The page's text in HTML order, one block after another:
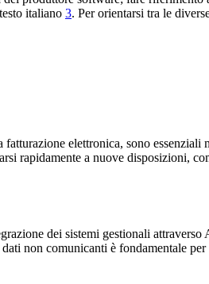
italiano 3. Per orientarsi tra le
elettronica, sono essenziali
rapidamente a nuove disposizioni,
dei sistemi gestionali
non comunicanti è fondamentale